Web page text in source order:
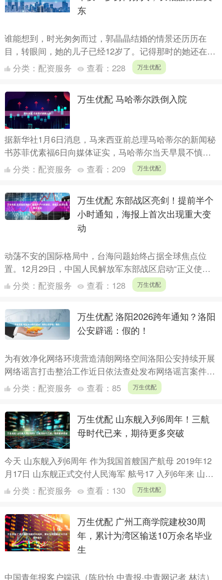
东
谁能想到，时光匆匆而过，郭晶晶结婚的情景还历历在
目，转眼间，她的儿子已经12岁了。记得那时的她还在奥
运赛场上风光无限，如今已经是三个孩子的妈妈。最近，
郭晶晶和霍....
分类： 配资服务 查看： 228 万生优配
万生优配 马哈蒂尔跌倒入院
据新华社1月6日消息，马来西亚前总理马哈蒂尔的新闻秘
书苏菲优素福6日向媒体证实，马哈蒂尔当天早晨不慎摔
倒，后被送往位于吉隆坡的国家心脏中心接受治疗。 苏
菲表示，....
分类： 配资服务 查看： 209 万生优配
万生优配 东部战区亮剑！提前半个
小时通知，海报上首次出现重大变
动
动荡不安的国际格局中，台海问题始终占据全球焦点位
置。12月29日，中国人民解放军东部战区启动“正义使
命-2025”联合演习，再度将这一敏感议题推向舆论前台。
分类： 配资服务 查看： 128 万生优配
万生优配 洛阳2026跨年通知？洛阳
公安辟谣：假的！
为有效净化网络环境营造清朗网络空间洛阳公安持续开展
网络谣言打击整治工作近日依法查处发布网络谣言案件1
起处理违法行为人1名 12月16日，洛阳市西工分局工作发
分类： 配资服务 查看： 85 万生优配
万生优配 山东舰入列6周年！三航
母时代已来，期待更多突破
今天 山东舰入列6周年 作为我国首艘国产航母 2019年12
月17日 山东舰正式交付人民海军 舷号17 入列6年来 山东
舰劈波斩浪 逐梦深蓝 砺兵西太、转战南海....
分类： 配资服务 查看： 130 万生优配
万生优配 广州工商学院建校30周
年，累计为湾区输送10万余名毕业
生
中国青年报客户端讯（陈欣怡 中青报·中青网记者 林洁）